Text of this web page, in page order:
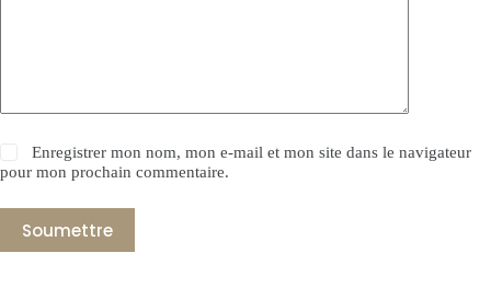
Enregistrer mon nom, mon e-mail et mon site dans le navigateur
pour mon prochain commentaire.
Soumettre